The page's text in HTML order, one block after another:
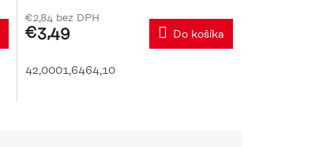
€2,84 bez DPH
€3,49 Do košíka
42,0001,6464,10